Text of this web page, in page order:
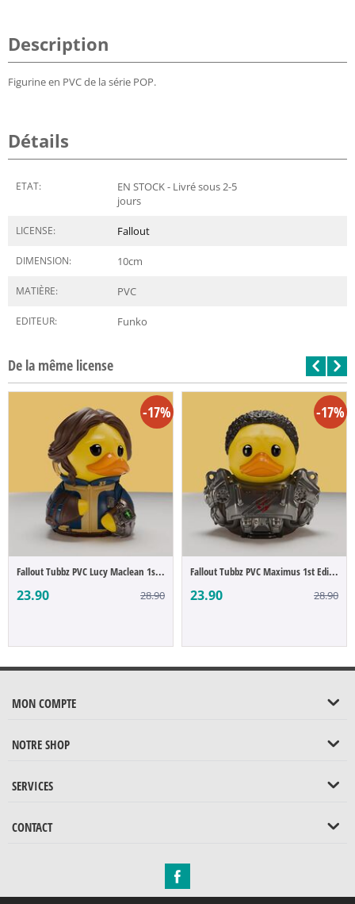
Description
Figurine en PVC de la série POP.
Détails
ETAT:
EN STOCK - Livré sous 2-5
jours
LICENSE: Fallout
DIMENSION: 10cm
MATIÈRE: PVC
EDITEUR: Funko
De la même license
-17%
Fallout Tubbz PVC Lucy Maclean 1st Editio...
23.90 28.90
-17%
Fallout Tubbz PVC Maximus 1st Edition 10 cm
23.90 28.90
MON COMPTE
NOTRE SHOP
SERVICES
CONTACT